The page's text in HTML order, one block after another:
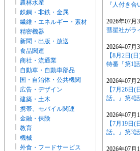
農林水産
鉄鋼・非鉄・金属
繊維・エネルギー・素材
精密機器
新聞・出版・放送
食品関連
商社・流通業
自動車・自動車部品
国・自治体・公共機関
広告・デザイン
建築・土木
携帯、モバイル関連
金融・保険
教育
機械
外食・フードサービス
『人付き
2026年07
彗星社がラ
2026年07
【8月2日(
特番「第1
2026年07
【7月26日
話。』第4
2026年07
【7月19日
話。』第3
2026年07